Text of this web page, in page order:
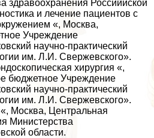
здравоохранения Российиской
и лечение пациентов с
«, Москва,
Учреждение
научно-пpaктический
им. Л.И. Свержевского».
хирургия «,
бюджетное Учреждение
научно-пpaктический
им. Л.И. Свержевского».
Москва, Центральная
Министерства
области.